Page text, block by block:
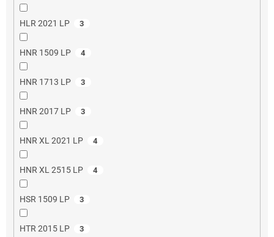
HLR 2021 LP 3
HNR 1509 LP 4
HNR 1713 LP 3
HNR 2017 LP 3
HNR XL 2021 LP 4
HNR XL 2515 LP 4
HSR 1509 LP 3
HTR 2015 LP 3